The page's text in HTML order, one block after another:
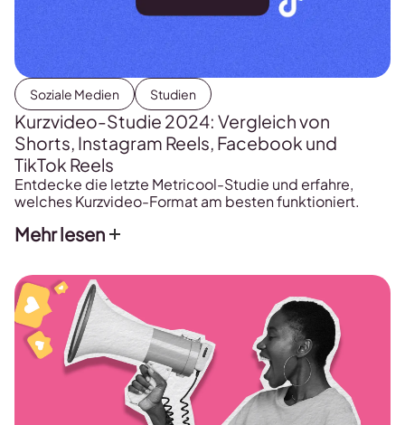
Soziale Medien Studien
Kurzvideo-Studie 2024: Vergleich von
Shorts, Instagram Reels, Facebook und
TikTok Reels
Entdecke die letzte Metricool-Studie und erfahre,
welches Kurzvideo-Format am besten funktioniert.
Mehr lesen